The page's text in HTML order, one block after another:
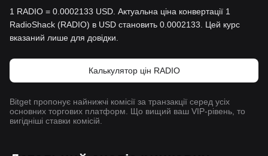
1 RADIO = 0.0002133 USD. Актуальна ціна конвертації 1
RadioShack (RADIO) в USD становить 0.0002133. Цей курс
вказаний лише для довідки.
Калькулятор цін RADIO
Bitget пропонує найнижчі комісії за транзакції серед усіх
основних торгових платформ. Що вищий ваш VIP-рівень, то
вигідніші ставки комісій.